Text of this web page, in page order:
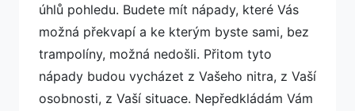
úhlů pohledu. Budete mít nápady, které Vás
možná překvapí a ke kterým byste sami, bez
trampolíny, možná nedošli. Přitom tyto
nápady budou vycházet z Vašeho nitra, z Vaší
osobnosti, z Vaší situace. Nepředkládám Vám